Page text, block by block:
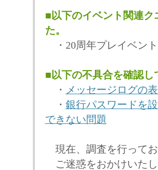
■以下のイベント関連
た。
・20周年プレイベン
■以下の不具合を確認し
・ メッセージログの
・ 銀行パスワードを
できない問題
現在、調査を行って
ご迷惑をおかけいた